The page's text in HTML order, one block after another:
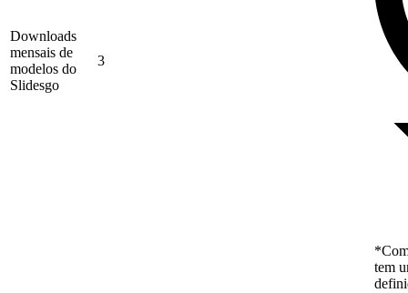
Downloads
mensais de
modelos do
Slidesgo
3
tem